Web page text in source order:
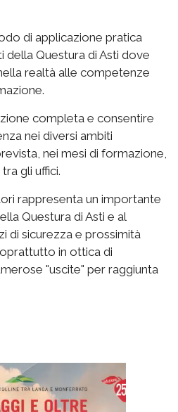
di applicazione pratica
della Questura di Asti dove
realtà alle competenze
completa e consentire
nei diversi ambiti
nei mesi di formazione,
gli uffici.
rappresenta un importante
Questura di Asti e al
di sicurezza e prossimità
in ottica di
"uscite" per raggiunta